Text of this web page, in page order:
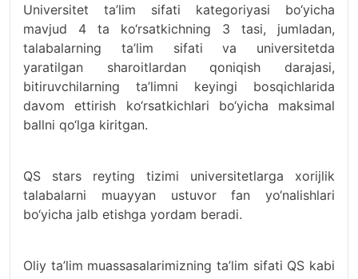
Universitet ta’lim sifati kategoriyasi bo‘yicha
mavjud 4 ta ko‘rsatkichning 3 tasi, jumladan,
talabalarning ta’lim sifati va universitetda
yaratilgan sharoitlardan qoniqish darajasi,
bitiruvchilarning ta’limni keyingi bosqichlarida
davom ettirish ko‘rsatkichlari bo‘yicha maksimal
ballni qo‘lga kiritgan.
QS stars reyting tizimi universitetlarga xorijlik
talabalarni muayyan ustuvor fan yo‘nalishlari
bo‘yicha jalb etishga yordam beradi.
Oliy ta’lim muassasalarimizning ta’lim sifati QS kabi